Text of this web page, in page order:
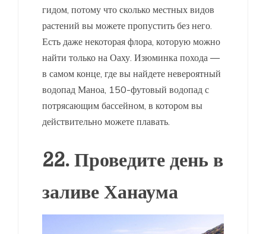
гидом, потому что сколько местных видов
растений вы можете пропустить без него.
Есть даже некоторая флора, которую можно
найти только на Оаху. Изюминка похода —
в самом конце, где вы найдете невероятный
водопад Маноа, 150-футовый водопад с
потрясающим бассейном, в котором вы
действительно можете плавать.
22. Проведите день в
заливе Ханаума